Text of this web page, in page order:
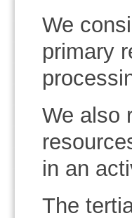
We
primary
We also
in an
The